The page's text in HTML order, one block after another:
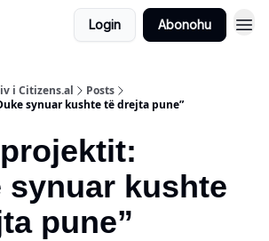
Login Abonohu
i Citizens.al
Posts
synuar kushte të drejta pune”
synuar kushte
pune”